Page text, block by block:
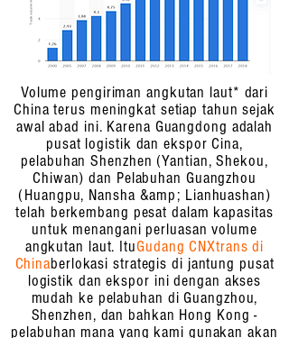
Volume pengiriman angkutan laut* dari
China terus meningkat setiap tahun sejak
awal abad ini. Karena Guangdong adalah
pusat logistik dan ekspor Cina,
pelabuhan Shenzhen (Yantian, Shekou,
Chiwan) dan Pelabuhan Guangzhou
(Huangpu, Nansha &amp; Lianhuashan)
telah berkembang pesat dalam kapasitas
untuk menangani perluasan volume
angkutan laut. ItuGudang CNXtrans di
Chinaberlokasi strategis di jantung pusat
logistik dan ekspor ini dengan akses
mudah ke pelabuhan di Guangzhou,
Shenzhen, dan bahkan Hong Kong -
pelabuhan mana yang kami gunakan akan